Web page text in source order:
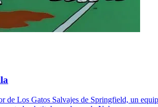
de Los Gatos Salvajes de Springfield, un